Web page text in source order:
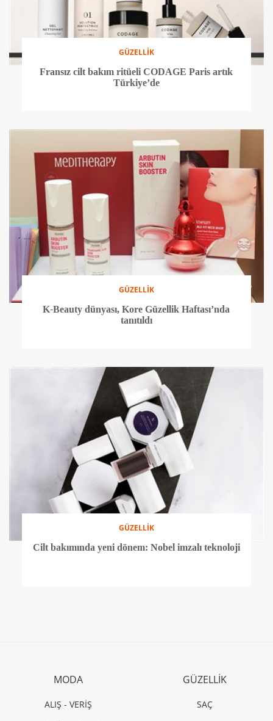
GÜZELLİK
Fransız cilt bakım ritüeli CODAGE Paris artık
Türkiye’de
GÜZELLİK
K-Beauty dünyası, Kore Güzellik Haftası’nda
tanıtıldı
GÜZELLİK
Cilt bakımında yeni dönem: Nobel imzalı teknoloji
MODA
ALIŞ - VERİŞ
GÜZELLİK
SAÇ